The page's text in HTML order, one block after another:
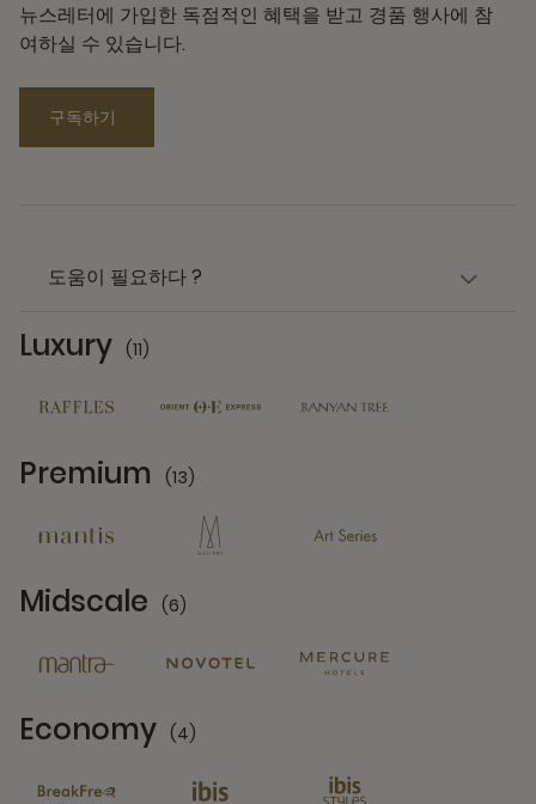
뉴스레터에 가입한 독점적인 혜택을 받고 경품 행사에 참
여하실 수 있습니다.
구독하기
도움이 필요하다 ?
Luxury (11)
Premium (13)
Midscale (6)
Economy (4)